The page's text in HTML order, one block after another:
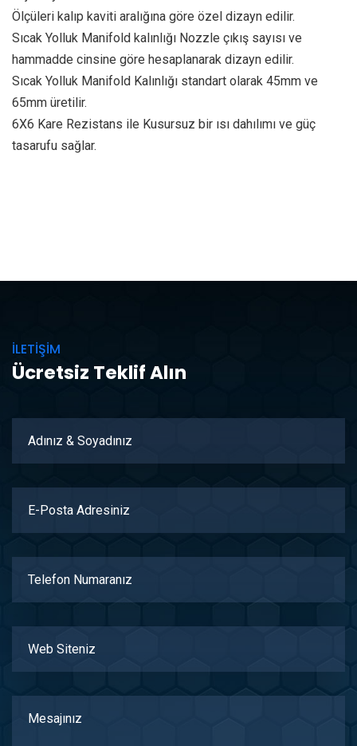
Ölçüleri kalıp kaviti aralığına göre özel dizayn edilir.
Sıcak Yolluk Manifold kalınlığı Nozzle çıkış sayısı ve
hammadde cinsine göre hesaplanarak dizayn edilir.
Sıcak Yolluk Manifold Kalınlığı standart olarak 45mm ve
65mm üretilir.
6X6 Kare Rezistans ile Kusursuz bir ısı dahılımı ve güç
tasarufu sağlar.
İLETİŞİM
Ücretsiz Teklif Alın